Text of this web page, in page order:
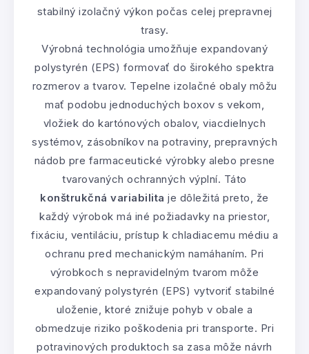
stabilný izolačný výkon počas celej prepravnej
trasy.
Výrobná technológia umožňuje expandovaný
polystyrén (EPS) formovať do širokého spektra
rozmerov a tvarov. Tepelne izolačné obaly môžu
mať podobu jednoduchých boxov s vekom,
vložiek do kartónových obalov, viacdielnych
systémov, zásobníkov na potraviny, prepravných
nádob pre farmaceutické výrobky alebo presne
tvarovaných ochranných výplní. Táto
konštrukčná variabilita je dôležitá preto, že
každý výrobok má iné požiadavky na priestor,
fixáciu, ventiláciu, prístup k chladiacemu médiu a
ochranu pred mechanickým namáhaním. Pri
výrobkoch s nepravidelným tvarom môže
expandovaný polystyrén (EPS) vytvoriť stabilné
uloženie, ktoré znižuje pohyb v obale a
obmedzuje riziko poškodenia pri transporte. Pri
potravinových produktoch sa zasa môže návrh